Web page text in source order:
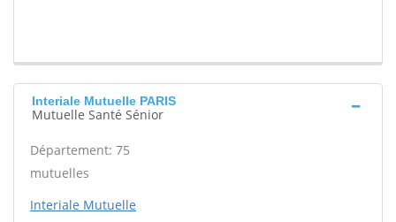
Interiale Mutuelle PARIS
Mutuelle Santé Sénior
Département: 75
mutuelles
Interiale Mutuelle